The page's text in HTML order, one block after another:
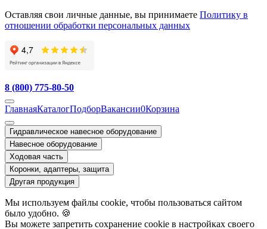
Оставляя свои личные данные, вы принимаете Политику в
отношении обработки персональных данных
8 (800) 775-80-50
ГлавнаяКаталогПодборВакансии0Корзина
Гидравлическое навесное оборудование
Навесное оборудование
Ходовая часть
Коронки, адаптеры, защита
Другая продукция
Мы используем файлы cookie, чтобы пользоваться сайтом
было удобно. 🍪
Вы можете запретить сохранение cookie в настройках своего